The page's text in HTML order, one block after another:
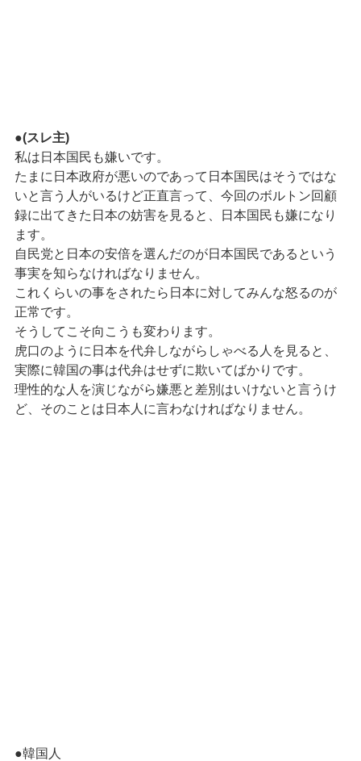
●(スレ主)
私は日本国民も嫌いです。
たまに日本政府が悪いのであって日本国民はそうではな
いと言う人がいるけど正直言って、今回のボルトン回顧
録に出てきた日本の妨害を見ると、日本国民も嫌になり
ます。
自民党と日本の安倍を選んだのが日本国民であるという
事実を知らなければなりません。
これくらいの事をされたら日本に対してみんな怒るのが
正常です。
そうしてこそ向こうも変わります。
虎口のように日本を代弁しながらしゃべる人を見ると、
実際に韓国の事は代弁はせずに欺いてばかりです。
理性的な人を演じながら嫌悪と差別はいけないと言うけ
ど、そのことは日本人に言わなければなりません。
●韓国人